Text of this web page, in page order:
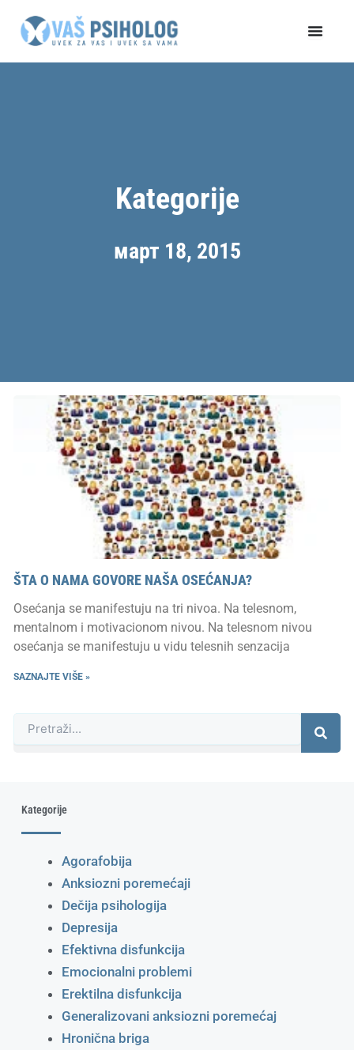
Kategorije
март 18, 2015
ŠTA O NAMA GOVORE NAŠA OSEĆANJA?
Osećanja se manifestuju na tri nivoa. Na telesnom,
mentalnom i motivacionom nivou. Na telesnom nivou
osećanja se manifestuju u vidu telesnih senzacija
SAZNAJTE VIŠE »
Kategorije
Agorafobija
Anksiozni poremećaji
Dečija psihologija
Depresija
Efektivna disfunkcija
Emocionalni problemi
Erektilna disfunkcija
Generalizovani anksiozni poremećaj
Hronična briga